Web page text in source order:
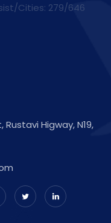
Cities: 279/646
Higway, N19,